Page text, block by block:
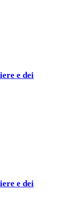
e dei
e dei